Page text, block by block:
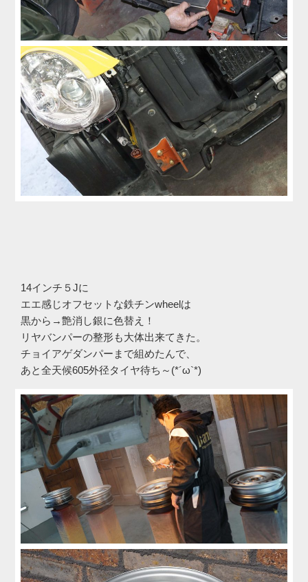
14インチ５Jに
エエ感じオフセットな鉄チンwheelは
黒から→艶消し銀に色替え！
リヤバンパーの整形も大体出来てきた。
チョイアゲダンパーまで組めたんで、
あと全天候605外径タイヤ待ち～(*´ω`*)